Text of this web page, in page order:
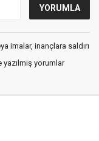
imalar, inançlara saldırı
yorumlar